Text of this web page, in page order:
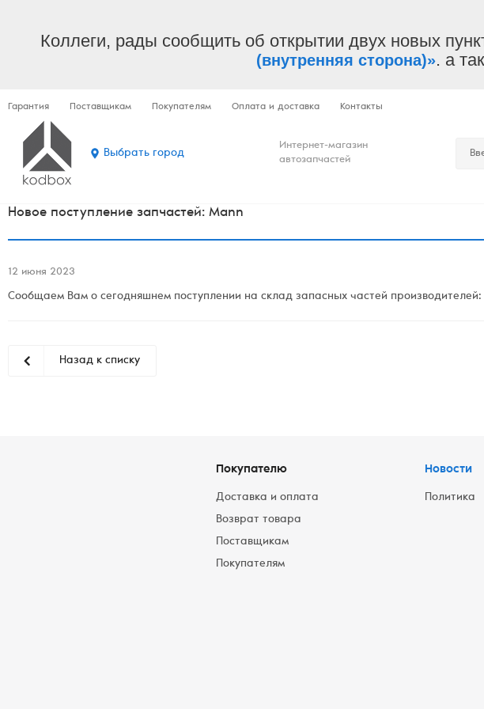
Коллеги, рады сообщить об открытии двух новых
(внутренняя сторона)». а
Гарантия Поставщикам Покупателям Оплата и доставка Контакты
Выбрать город
Интернет-магазин
автозапчастей
Новое поступление запчастей: Mann
12 июня 2023
Сообщаем Вам о сегодняшнем поступлении на склад запасных частей
Назад к списку
Покупателю
Доставка и оплата
Возврат товара
Поставщикам
Покупателям
Новости
Политика